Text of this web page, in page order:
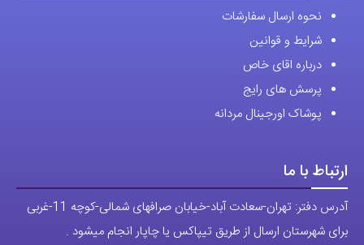
نحوه ارسال سفارشات
شرایط و قوانین
درباره اقای خاص
پرسش های رایج
پوشاک اورجینال مردانه
ارتباط با ما
آدرس دفتر: تهران-سعادت آباد-خیابان صرافهای شمالی-کوچه 11-غربی
برای شهرستان ارسال از طریق تیپاکس یا چاپار انجام میشود .